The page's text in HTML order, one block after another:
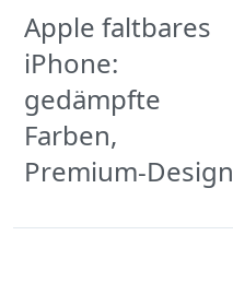
Apple faltbares
iPhone:
gedämpfte
Farben,
Premium-Design